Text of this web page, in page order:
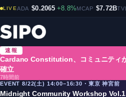
LIVEADA $0.2065 +8.8%MCAP $7.72BTVL
速報
Cardano Constitution、コミュニティ
確立
7時間前
EVENT 8/22(土) 14:00–16:30・東京 神宮前
Midnight Community Workshop